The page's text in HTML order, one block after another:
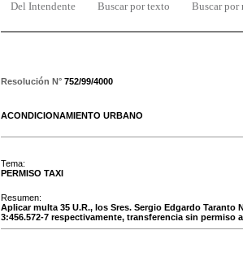
Del Intendente Buscar por texto Buscar por
Resolución N° 752/99/4000
ACONDICIONAMIENTO URBANO
Tema:
PERMISO TAXI
Resumen:
Aplicar multa 35 U.R., los Sres. Sergio Edgardo Taranto
3:456.572-7 respectivamente, transferencia sin permiso